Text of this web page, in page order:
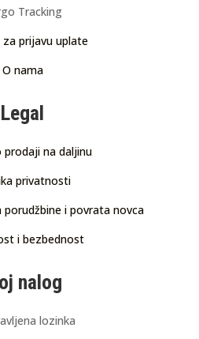
Tracking
za prijavu uplate
O nama
Legal
prodaji na daljinu
privatnosti
i povrata novca
i bezbednost
nalog
lozinka